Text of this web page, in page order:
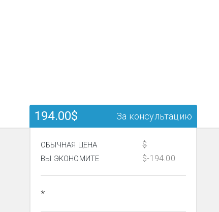
194.00$ За консультацию
ОБЫЧНАЯ ЦЕНА $
ВЫ ЭКОНОМИТЕ $-194.00
*